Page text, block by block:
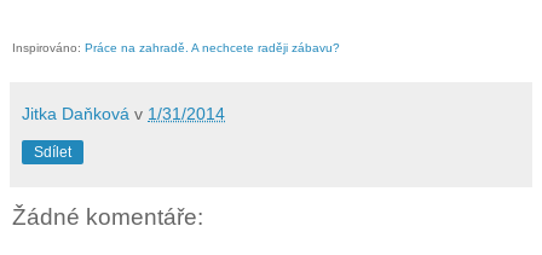
Inspirováno: Práce na zahradě. A nechcete raději zábavu?
Jitka Daňková v 1/31/2014
Sdílet
Žádné komentáře: